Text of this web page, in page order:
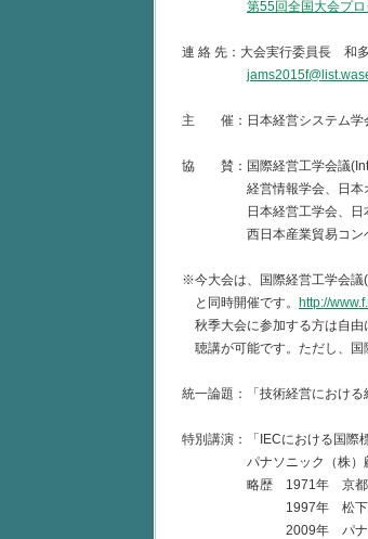
第55回全国大会プ
連 絡 先：大会実行委員長 和
主 催：日本経営システム学
協 賛：国際経営工学会議
経営情報学会、日本オペレ
日本経営工学会、日本経営
西日本産業貿易コンベ
※今大会は、国際経営工学会
と同時開催です。 http://
秋季大会に参加する方は自由
聴講が可能です。ただし、国
統一論題：「技術経営における
特別講演：「IECにおける国際
パナソニック（株）顧問
略歴 1971年 京都大学
1997年 松下電工(株) (
2009年 パナソニッ